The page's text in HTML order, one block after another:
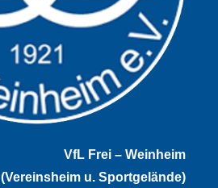
VfL Frei – Weinheim
(Vereinsheim u. Sportgelände)